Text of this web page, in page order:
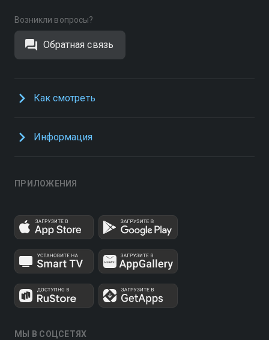
Возникли вопросы?
Обратная связь
Как смотреть
Информация
ПРИЛОЖЕНИЯ
МЫ В СОЦСЕТЯХ